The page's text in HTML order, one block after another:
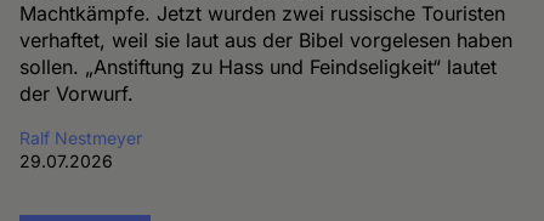
Machtkämpfe. Jetzt wurden zwei russische Touristen
verhaftet, weil sie laut aus der Bibel vorgelesen haben
sollen. „Anstiftung zu Hass und Feindseligkeit“ lautet
der Vorwurf.
Ralf Nestmeyer
29.07.2026